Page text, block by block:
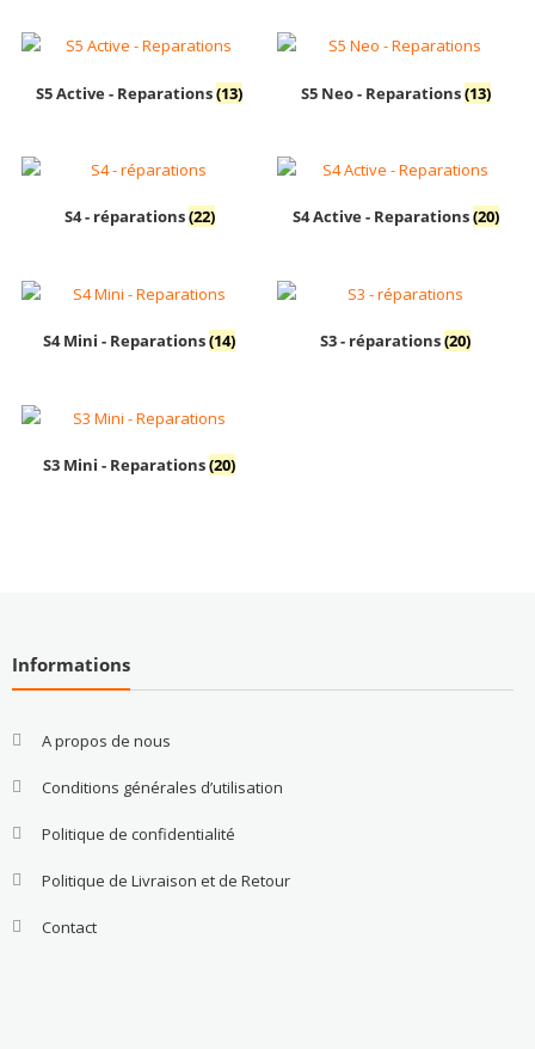
S5 Active - Reparations(13) S5 Neo - Reparations(13)
S4 - réparations(22) S4 Active - Reparations(20)
S4 Mini - Reparations(14) S3 - réparations(20)
S3 Mini - Reparations(20)
Informations
A propos de nous
Conditions générales d’utilisation
Politique de confidentialité
Politique de Livraison et de Retour
Contact